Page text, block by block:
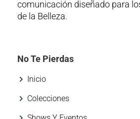
comunicación diseñado para
de la Belleza.
No Te Pierdas
Inicio
Colecciones